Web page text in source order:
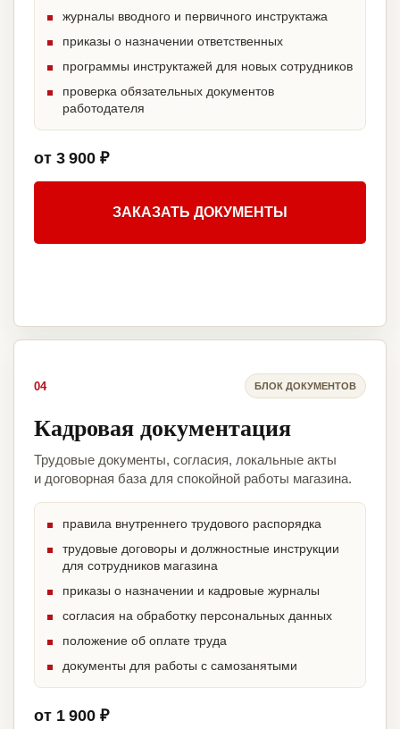
журналы вводного и первичного инструктажа
приказы о назначении ответственных
программы инструктажей для новых сотрудников
проверка обязательных документов
работодателя
от 3 900 ₽
ЗАКАЗАТЬ ДОКУМЕНТЫ
04 БЛОК ДОКУМЕНТОВ
Кадровая документация
Трудовые документы, согласия, локальные акты
и договорная база для спокойной работы магазина.
правила внутреннего трудового распорядка
трудовые договоры и должностные инструкции
для сотрудников магазина
приказы о назначении и кадровые журналы
согласия на обработку персональных данных
положение об оплате труда
документы для работы с самозанятыми
от 1 900 ₽